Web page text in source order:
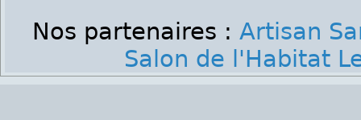
Nos partenaires : Artisan
Salon de l'Habitat